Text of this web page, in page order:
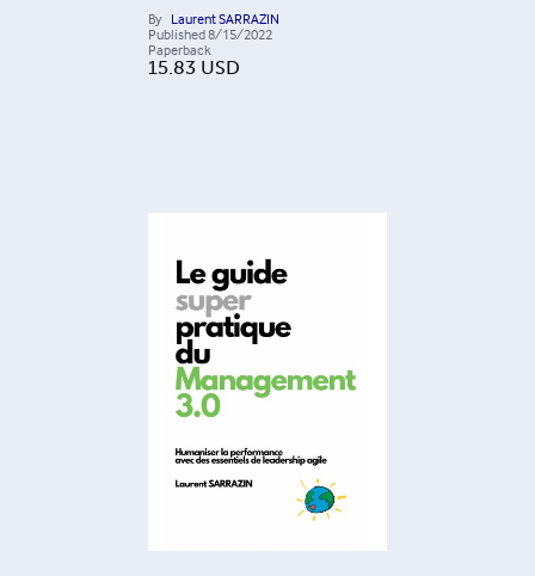
By Laurent SARRAZIN
Published8/15/2022
Paperback
15.83 USD